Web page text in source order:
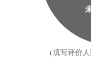
（填写评价